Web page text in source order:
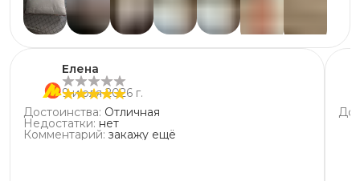
2 звезды
Елена
9 июля 2026 г.
Достоинства: Отличная
Недостатки: нет
Комментарий: закажу ещё